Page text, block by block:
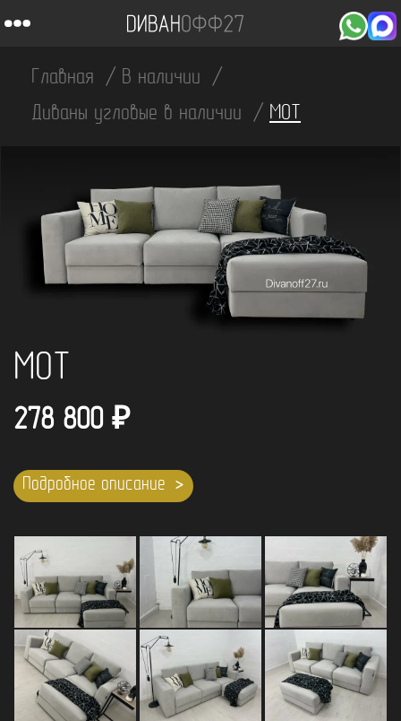
Главная
В наличии
Диваны угловые в наличии
MOT
MOT
278 800 ₽
Подробное описание